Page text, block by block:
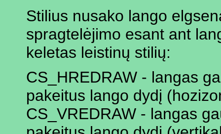
Stilius nusako lango
spragtelėjimo esant ant
keletas leistinų stilių:
CS_HREDRAW - langas
pakeitus lango dydį
CS_VREDRAW - langas